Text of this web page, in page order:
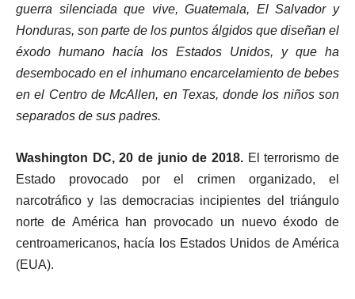
guerra silenciada que vive, Guatemala, El Salvador y
Honduras, son parte de los puntos álgidos que diseñan el
éxodo humano hacía los Estados Unidos, y que ha
desembocado en el inhumano encarcelamiento de bebes
en el Centro de McAllen, en Texas, donde los niños son
separados de sus padres.
Washington DC, 20 de junio de 2018. El terrorismo de
Estado provocado por el crimen organizado, el
narcotráfico y las democracias incipientes del triángulo
norte de América han provocado un nuevo éxodo de
centroamericanos, hacía los Estados Unidos de América
(EUA).